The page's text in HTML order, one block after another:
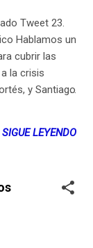
Tweet 23.
Hablamos un
cubrir las
la crisis
y Santiago
Rivas
Diana Giraldo
SIGUE LEYENDO